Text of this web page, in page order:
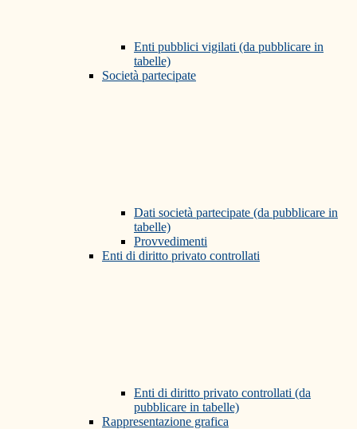
Enti pubblici vigilati (da pubblicare in
tabelle)
Società partecipate
Dati società partecipate (da pubblicare in
tabelle)
Provvedimenti
Enti di diritto privato controllati
Enti di diritto privato controllati (da
pubblicare in tabelle)
Rappresentazione grafica